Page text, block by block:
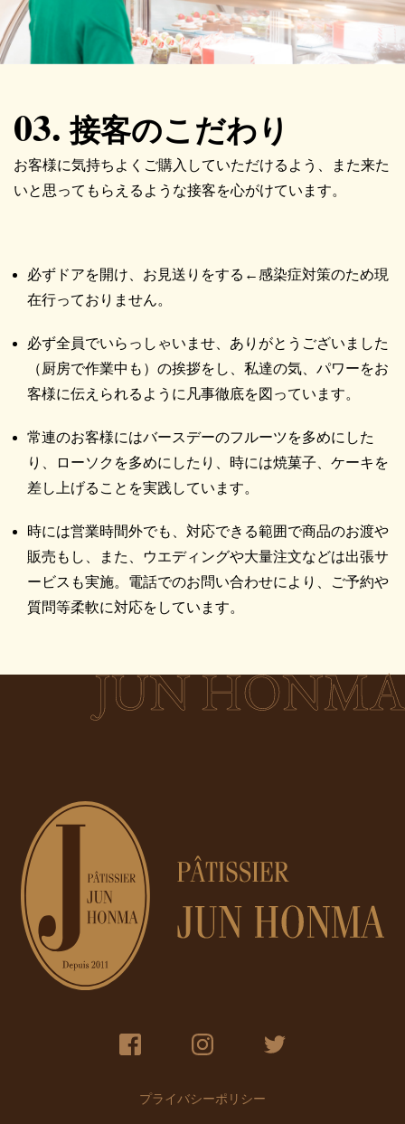
03. 接客のこだわり
お客様に気持ちよくご購入していただけるよう、また来た
いと思ってもらえるような接客を心がけています。
必ずドアを開け、お見送りをする←感染症対策のため現
在行っておりません。
必ず全員でいらっしゃいませ、ありがとうございました
（厨房で作業中も）の挨拶をし、私達の気、パワーをお
客様に伝えられるように凡事徹底を図っています。
常連のお客様にはバースデーのフルーツを多めにした
り、ローソクを多めにしたり、時には焼菓子、ケーキを
差し上げることを実践しています。
時には営業時間外でも、対応できる範囲で商品のお渡や
販売もし、また、ウエディングや大量注文などは出張サ
ービスも実施。電話でのお問い合わせにより、ご予約や
質問等柔軟に対応をしています。
プライバシーポリシー